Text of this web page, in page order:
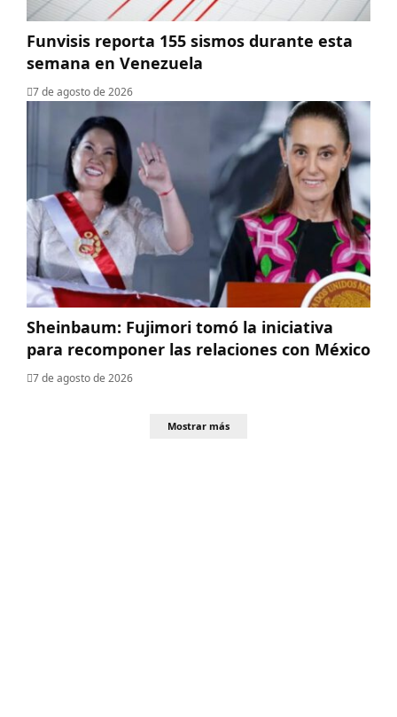
Funvisis reporta 155 sismos durante esta
semana en Venezuela
7 de agosto de 2026
Sheinbaum: Fujimori tomó la iniciativa
para recomponer las relaciones con México
7 de agosto de 2026
Mostrar más